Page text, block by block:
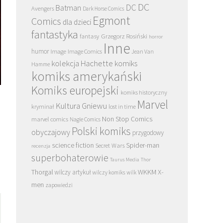
Avengers Batman Dark Horse Comics DC DC
Comics dla dzieci Egmont
fantastyka fantasy Grzegorz Rosiński horror
humor Image Image Comics Inne Jean Van
Hamme kolekcja Hachette komiks
komiks amerykański
Komiks europejski komiks historyczny
kryminał Kultura Gniewu lost in time Marvel
marvel comics Nagle Comics Non Stop Comics
obyczajowy Polski komiks przygodowy
recenzja science fiction Secret Wars Spider-man
superbohaterowie Taurus Media Thor
Thorgalwilczy artykuł wilczy komiks wilk WKKM X-
men zapowiedzi